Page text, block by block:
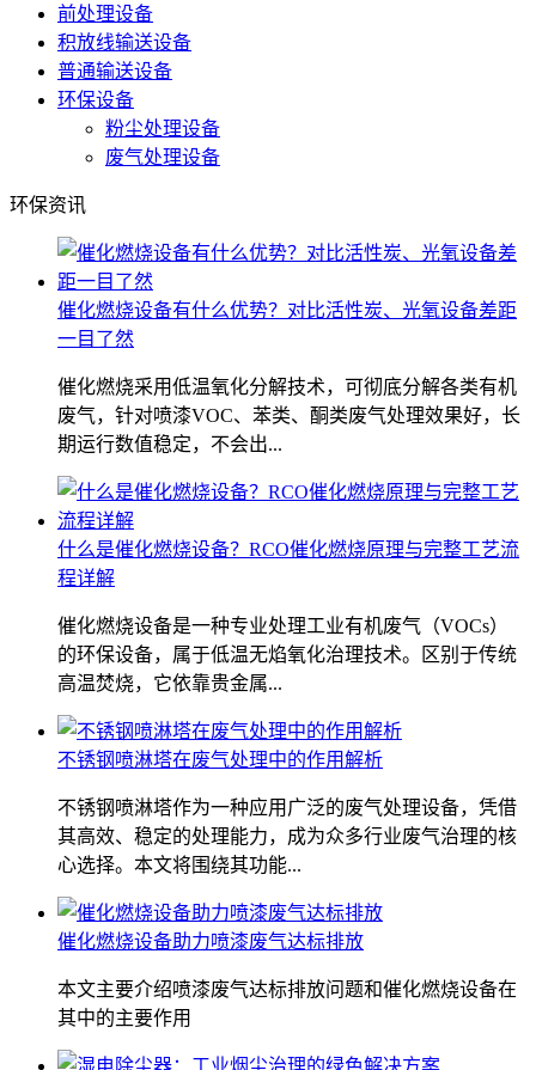
前处理设备
积放线输送设备
普通输送设备
环保设备
粉尘处理设备
废气处理设备
环保资讯
催化燃烧设备有什么优势？对比活性炭、光氧设备差距
一目了然
催化燃烧采用低温氧化分解技术，可彻底分解各类有机
废气，针对喷漆VOC、苯类、酮类废气处理效果好，长
期运行数值稳定，不会出...
什么是催化燃烧设备？RCO催化燃烧原理与完整工艺流
程详解
催化燃烧设备是一种专业处理工业有机废气（VOCs）
的环保设备，属于低温无焰氧化治理技术。区别于传统
高温焚烧，它依靠贵金属...
不锈钢喷淋塔在废气处理中的作用解析
不锈钢喷淋塔作为一种应用广泛的废气处理设备，凭借
其高效、稳定的处理能力，成为众多行业废气治理的核
心选择。本文将围绕其功能...
催化燃烧设备助力喷漆废气达标排放
本文主要介绍喷漆废气达标排放问题和催化燃烧设备在
其中的主要作用